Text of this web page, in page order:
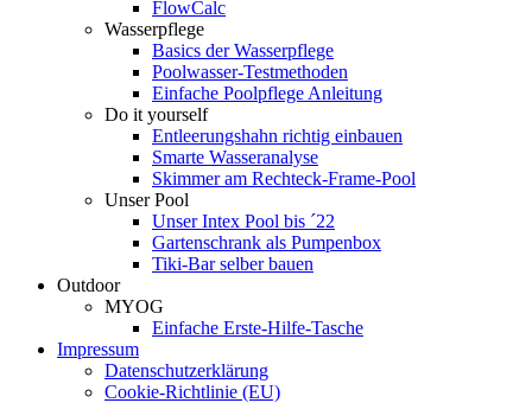
FlowCalc
Wasserpflege
Basics der Wasserpflege
Poolwasser-Testmethoden
Einfache Poolpflege Anleitung
Do it yourself
Ent­leerungs­hahn richtig einbauen
Smarte Wasseranalyse
Skimmer am Rechteck-Frame-Pool
Unser Pool
Unser Intex Pool bis ´22
Gartenschrank als Pumpenbox
Tiki-Bar selber bauen
Outdoor
MYOG
Einfache Erste-Hilfe-Tasche
Impressum
Datenschutzerklärung
Cookie-Richtlinie (EU)